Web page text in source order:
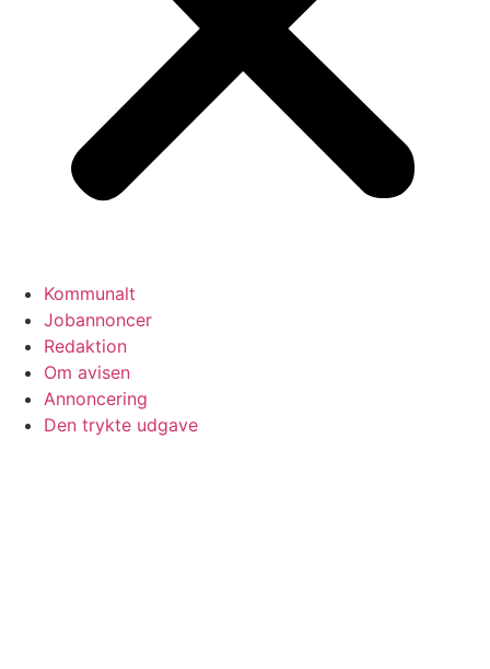
Kommunalt
Jobannoncer
Redaktion
Om avisen
Annoncering
Den trykte udgave